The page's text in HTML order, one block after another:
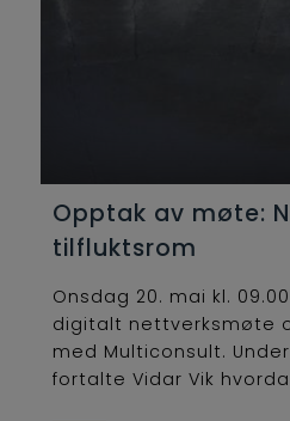
Opptak av møte:
tilfluktsrom
Onsdag 20. mai kl.
digitalt nettverksmøte
med Multiconsult.
fortalte Vidar Vik